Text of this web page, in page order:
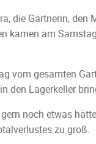
die Gärtnerin,
kamen am
vom gesamten
den Lagerkeller
noch etwas
zu groß.